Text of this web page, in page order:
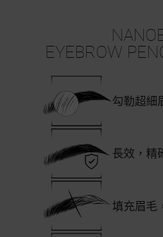
EYEBROW
勾勒超細
長效，精
填充眉毛